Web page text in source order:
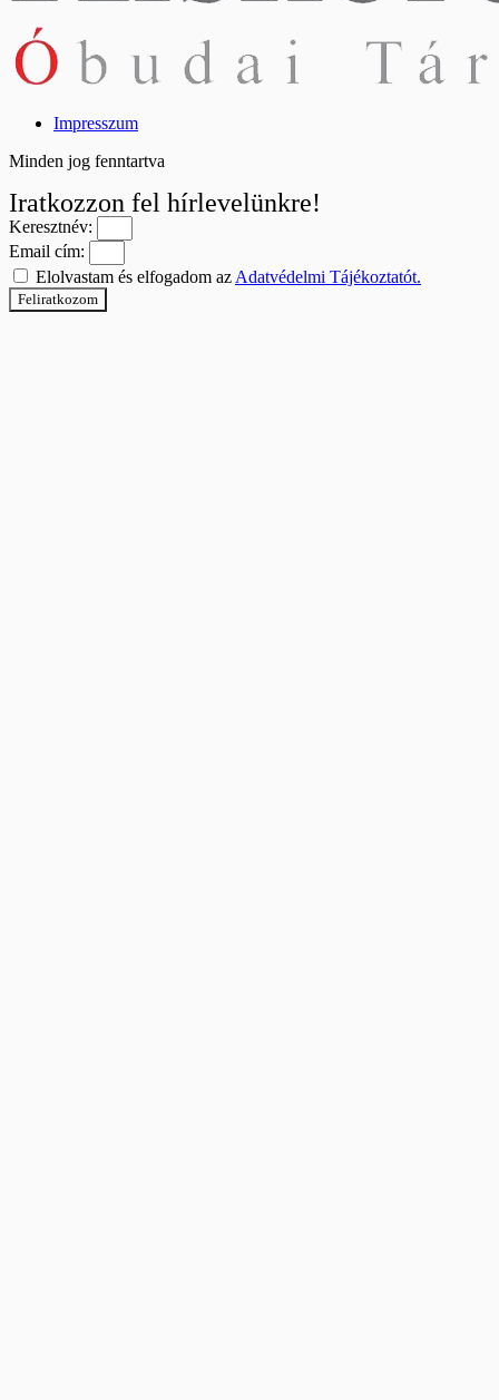
Impresszum
Minden jog fenntartva
Iratkozzon fel hírlevelünkre!
Keresztnév:
Email cím:
Elolvastam és elfogadom az Adatvédelmi Tájékoztatót.
Feliratkozom